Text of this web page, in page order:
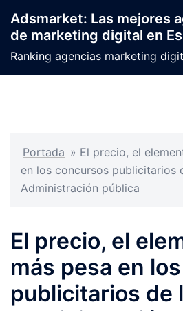
contenido
Adsmarket: Las mejores
de marketing digital en
Ranking agencias marketing
Portada » El precio, el
en los concursos publicitarios
Administración pública
El precio, el
más pesa en
publicitarios de